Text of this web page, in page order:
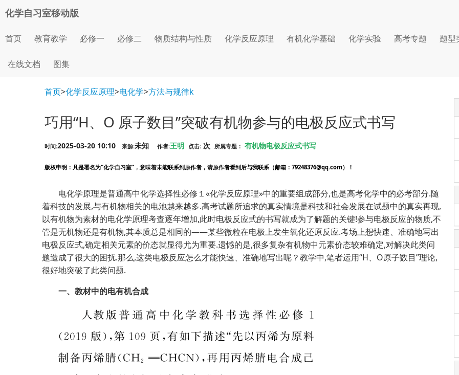
化学自习室移动版
首页 教育教学 必修一 必修二 物质结构与性质 化学反应原理 有机化学基础 化学实验 高考专题 题型
在线文档 图集
首页>化学反应原理>电化学>方法与规律k
巧用“H、O 原子数目”突破有机物参与的电极反应式书写
时间:2025-03-20 10:10 来源:未知 作者:王明 点击: 次 所属专题： 有机物电极反应式书写
版权申明 ：凡是署名为“化学自习室”，意味着未能联系到原作者，请原作者看到后与我联系（邮箱：79248376@qq.com）！
电化学原理是普通高中化学选择性必修１«化学反应原理»中的重要组成部分,也是高考化学中的必考部分.随
着科技的发展,与有机物相关的电池越来越多.高考试题所追求的真实情境是科技和社会发展在试题中的真实再现,
以有机物为素材的电化学原理考查逐年增加,此时电极反应式的书写就成为了解题的关键!参与电极反应的物质,不
管是无机物还是有机物,其本质总是相同的——某些微粒在电极上发生氧化还原反应.考场上想快速、准确地写出
电极反应式,确定相关元素的价态就显得尤为重要.遗憾的是,很多复杂有机物中元素价态较难确定,对解决此类问
题造成了很大的困扰.那么,这类电极反应怎么才能快速、准确地写出呢？教学中,笔者运用“H、O原子数目”理论,
很好地突破了此类问题.
一、教材中的电有机合成